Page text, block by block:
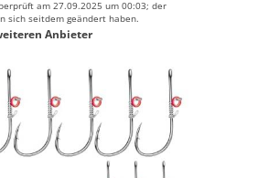
am 27.09.2025 um 00:03; der
sich seitdem geändert haben.
Anbieter